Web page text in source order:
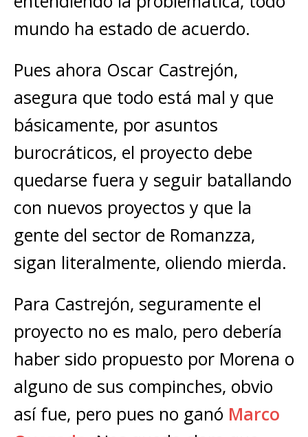
mundo ha estado de acuerdo.
Pues ahora Oscar Castrejón,
asegura que todo está mal y que
básicamente, por asuntos
burocráticos, el proyecto debe
quedarse fuera y seguir batallando
con nuevos proyectos y que la
gente del sector de Romanzza,
sigan literalmente, oliendo mierda.
Para Castrejón, seguramente el
proyecto no es malo, pero debería
haber sido propuesto por Morena o
alguno de sus compinches, obvio
así fue, pero pues no ganó Marco